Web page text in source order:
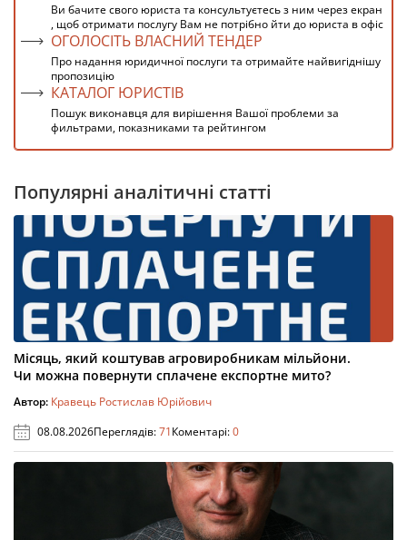
Ви бачите свого юриста та консультуєтесь з ним через екран
, щоб отримати послугу Вам не потрібно йти до юриста в офіс
ОГОЛОСІТЬ ВЛАСНИЙ ТЕНДЕР
Про надання юридичної послуги та отримайте найвигіднішу
пропозицію
КАТАЛОГ ЮРИСТІВ
Пошук виконавця для вирішення Вашої проблеми за
фильтрами, показниками та рейтингом
Популярні аналітичні статті
Місяць, який коштував агровиробникам мільйони.
Чи можна повернути сплачене експортне мито?
Автор: Кравець Ростислав Юрійович
08.08.2026Переглядів:71Коментарі:0